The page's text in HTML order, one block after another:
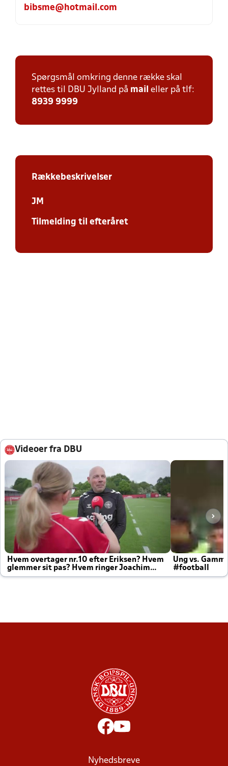
bibsme@hotmail.com
Spørgsmål omkring denne række skal
rettes til DBU Jylland på mail eller på tlf:
8939 9999
Rækkebeskrivelser
JM
Tilmelding til efteråret
Videoer fra DBU
Hvem overtager nr.10 efter Eriksen? Hvem
glemmer sit pas? Hvem ringer Joachim
altid til efter kampe?
Ung vs.
#football
Nyhedsbreve